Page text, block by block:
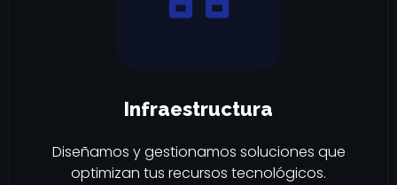
Infraestructura
Diseñamos y gestionamos soluciones que
optimizan tus recursos tecnológicos.